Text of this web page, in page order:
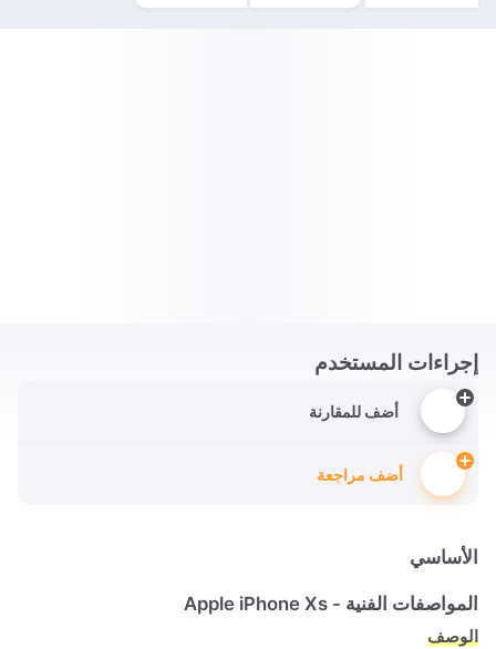
إجراءات المستخدم
أضف للمقارنة
أضف مراجعة
الأساسي
المواصفات الفنية - Apple iPhone Xs
الوصف